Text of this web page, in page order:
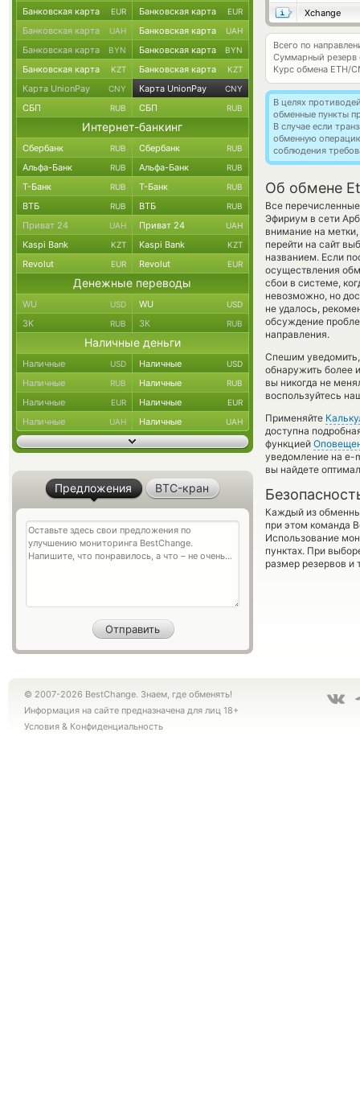
Xchange
Всего по
Суммарный резерв
Курс обмена ETH/
В целях
обменные пункты
В случае если
обменную
соблюдения
Об обмене
Все
Эфириум в сети
внимание на
перейти на сайт
названием. Если
осуществления
сбои в системе,
невозможно, но
не удалось,
обсуждение
направления.
Спешим
обнаружить более
вы никогда не
воспользуйтесь
Применяйте
доступна
функцией
уведомление на e-
вы найдете
Каждый из
при этом команда
Использование
пунктах. При
размер резервов и
Банковская карта EUR Банковская карта EUR
Банковская карта UAH Банковская карта UAH
Банковская карта BYN Банковская карта BYN
Банковская карта KZT Банковская карта KZT
Карта UnionPay CNY Карта UnionPay CNY
СБП RUB СБП RUB
Интернет-банкинг
Сбербанк RUB Сбербанк RUB
Альфа-Банк RUB Альфа-Банк RUB
Т-Банк RUB Т-Банк RUB
ВТБ RUB ВТБ RUB
Приват 24 UAH Приват 24 UAH
Kaspi Bank KZT Kaspi Bank KZT
Revolut EUR Revolut EUR
Денежные переводы
WU USD WU USD
ЗК RUB ЗК RUB
Наличные деньги
Наличные USD Наличные USD
Наличные RUB Наличные RUB
Наличные EUR Наличные EUR
Наличные UAH Наличные UAH
Предложения BTC-кран
© 2007-2026 BestChange. Знаем, где обменять!
Информация на сайте предназначена для лиц 18+
Условия & Конфиденциальность